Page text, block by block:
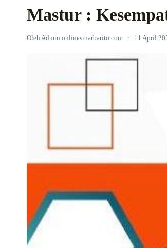
Mastur :
Oleh Admin onlinesinarbarito.com · 11 April